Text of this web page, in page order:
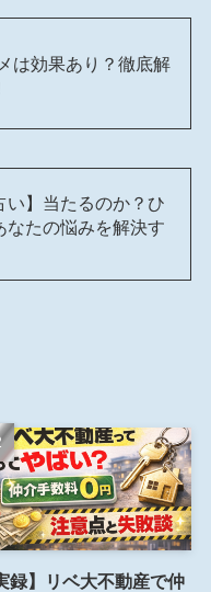
は効果あり？徹底解
い】当たるのか？ひ
なたの悩みを解決す
録】リベ大不動産で仲